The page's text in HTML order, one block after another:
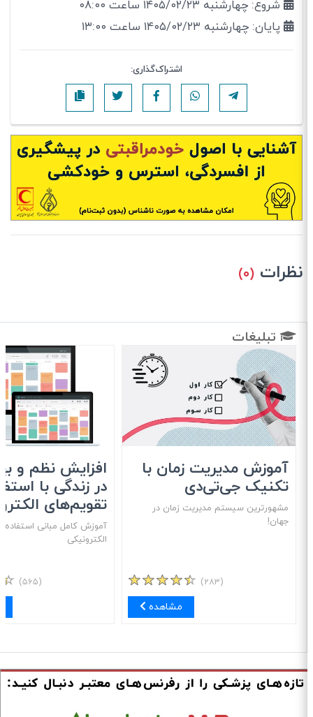
شروع: چهارشنبه ۱۴۰۵/۰۲/۲۳ ساعت ۰۸:۰۰
پایان: چهارشنبه ۱۴۰۵/۰۲/۲۳ ساعت ۱۳:۰۰
اشتراک‌گذاری:
نظرات
تبلیغات
آموزش مدیریت زمان با
تکنیک جی‌تی‌دی
مشهور‌ترین سیستم مدیریت زمان در
جهان!
مشاهده
افزایش نظم و
در زندگی با
تقویم‌های
آموزش کامل مبانی استفاده
الکترونیکی